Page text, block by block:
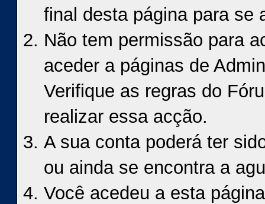
final desta página para se
Não tem permissão para
aceder a páginas de
Verifique as regras do
realizar essa acção.
A sua conta poderá ter
ou ainda se encontra a
Você acedeu a esta